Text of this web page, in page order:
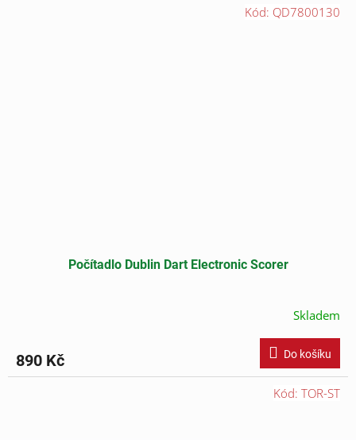
Počítadlo Dublin Dart Electronic Scorer
Skladem
890 Kč Do košíku
Kód: QD7800130
Kód: TOR-ST